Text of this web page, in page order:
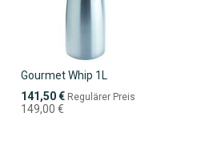
Gourmet Whip 1L
Sonderpreis
141,50 € Regulärer Preis
149,00 €